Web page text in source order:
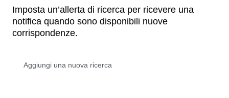
Imposta un’allerta di ricerca per ricevere una
notifica quando sono disponibili nuove
corrispondenze.